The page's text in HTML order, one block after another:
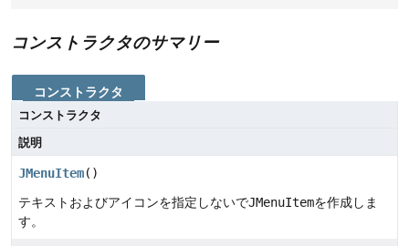
コンストラクタのサマリー
コンストラクタ
コンストラクタ
説明
JMenuItem()
テキストおよびアイコンを指定しないでJMenuItemを作成しま
す。